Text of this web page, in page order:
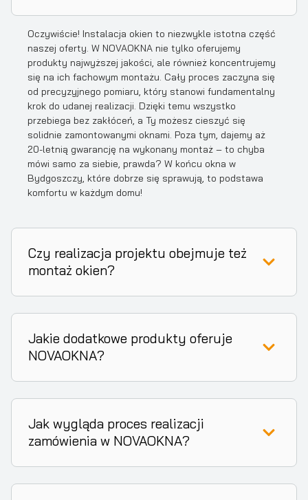
Oczywiście! Instalacja okien to niezwykle istotna część
naszej oferty. W NOVAOKNA nie tylko oferujemy
produkty najwyższej jakości, ale również koncentrujemy
się na ich fachowym montażu. Cały proces zaczyna się
od precyzyjnego pomiaru, który stanowi fundamentalny
krok do udanej realizacji. Dzięki temu wszystko
przebiega bez zakłóceń, a Ty możesz cieszyć się
solidnie zamontowanymi oknami. Poza tym, dajemy aż
20-letnią gwarancję na wykonany montaż – to chyba
mówi samo za siebie, prawda? W końcu okna w
Bydgoszczy, które dobrze się sprawują, to podstawa
komfortu w każdym domu!
Czy realizacja projektu obejmuje też
montaż okien?
Jakie dodatkowe produkty oferuje
NOVAOKNA?
Jak wygląda proces realizacji
zamówienia w NOVAOKNA?